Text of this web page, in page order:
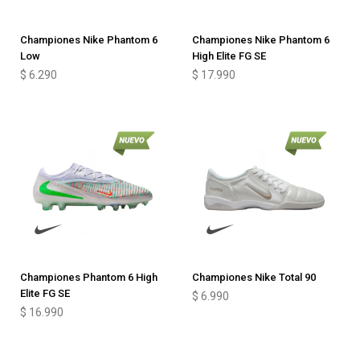
Championes Nike Phantom 6
Low
$ 6.290
Championes Nike Phantom 6
High Elite FG SE
$ 17.990
Championes Phantom 6 High
Elite FG SE
$ 16.990
Championes Nike Total 90
$ 6.990